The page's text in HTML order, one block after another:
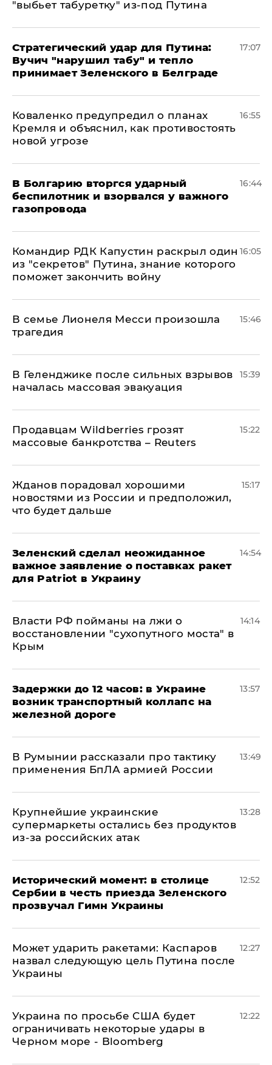
"выбьет табуретку" из-под Путина
Стратегический удар для Путина:
Вучич "нарушил табу" и тепло
принимает Зеленского в Белграде
17:07
Коваленко предупредил о планах
Кремля и объяснил, как противостоять
новой угрозе
16:55
В Болгарию вторгся ударный
беспилотник и взорвался у важного
газопровода
16:44
Командир РДК Капустин раскрыл один
из "секретов" Путина, знание которого
поможет закончить войну
16:05
В семье Лионеля Месси произошла
трагедия
15:46
В Геленджике после сильных взрывов
началась массовая эвакуация
15:39
Продавцам Wildberries грозят
массовые банкротства – Reuters
15:22
Жданов порадовал хорошими
новостями из России и предположил,
что будет дальше
15:17
Зеленский сделал неожиданное
важное заявление о поставках ракет
для Patriot в Украину
14:54
Власти РФ пойманы на лжи о
восстановлении "сухопутного моста" в
Крым
14:14
Задержки до 12 часов: в Украине
возник транспортный коллапс на
железной дороге
13:57
В Румынии рассказали про тактику
применения БпЛА армией России
13:49
Крупнейшие украинские
супермаркеты остались без продуктов
из-за российских атак
13:28
Исторический момент: в столице
Сербии в честь приезда Зеленского
прозвучал Гимн Украины
12:52
Может ударить ракетами: Каспаров
назвал следующую цель Путина после
Украины
12:27
Украина по просьбе США будет
ограничивать некоторые удары в
Черном море - Bloomberg
12:22